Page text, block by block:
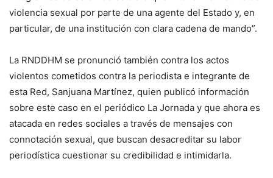
violencia sexual por parte de una agente del Estado y, en
particular, de una institución con clara cadena de mando”.
La RNDDHM se pronunció también contra los actos
violentos cometidos contra la periodista e integrante de
esta Red, Sanjuana Martínez, quien publicó información
sobre este caso en el periódico La Jornada y que ahora es
atacada en redes sociales a través de mensajes con
connotación sexual, que buscan desacreditar su labor
periodística cuestionar su credibilidad e intimidarla.